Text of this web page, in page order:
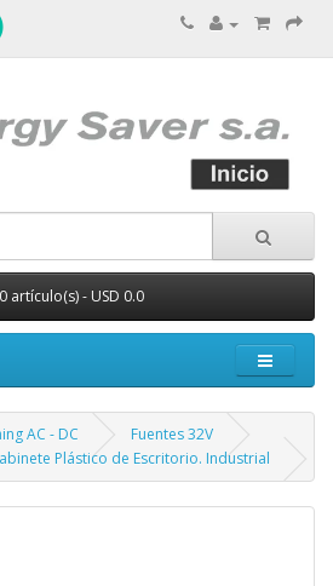
0 artículo(s) - USD 0.0
AC - DC
Fuentes 32V
Plástico de Escritorio. Industrial